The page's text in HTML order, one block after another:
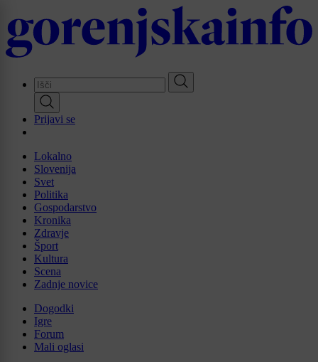
to
main
content
Prijavi se
Lokalno
Slovenija
Svet
Politika
Gospodarstvo
Kronika
Zdravje
Šport
Kultura
Scena
Zadnje novice
Dogodki
Igre
Forum
Mali oglasi